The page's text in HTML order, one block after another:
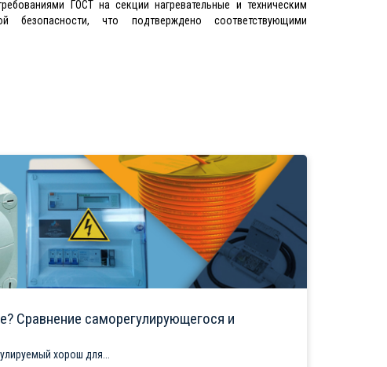
ГОСТ на секции нагревательные и техническим
безопасности, что подтверждено соответствующими
Сравнение саморегулирующегося и
хорош для...